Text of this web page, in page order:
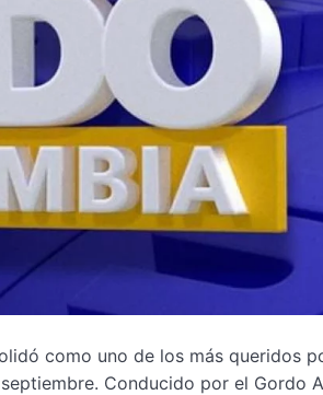
como uno de los más queridos
Conducido por el Gordo